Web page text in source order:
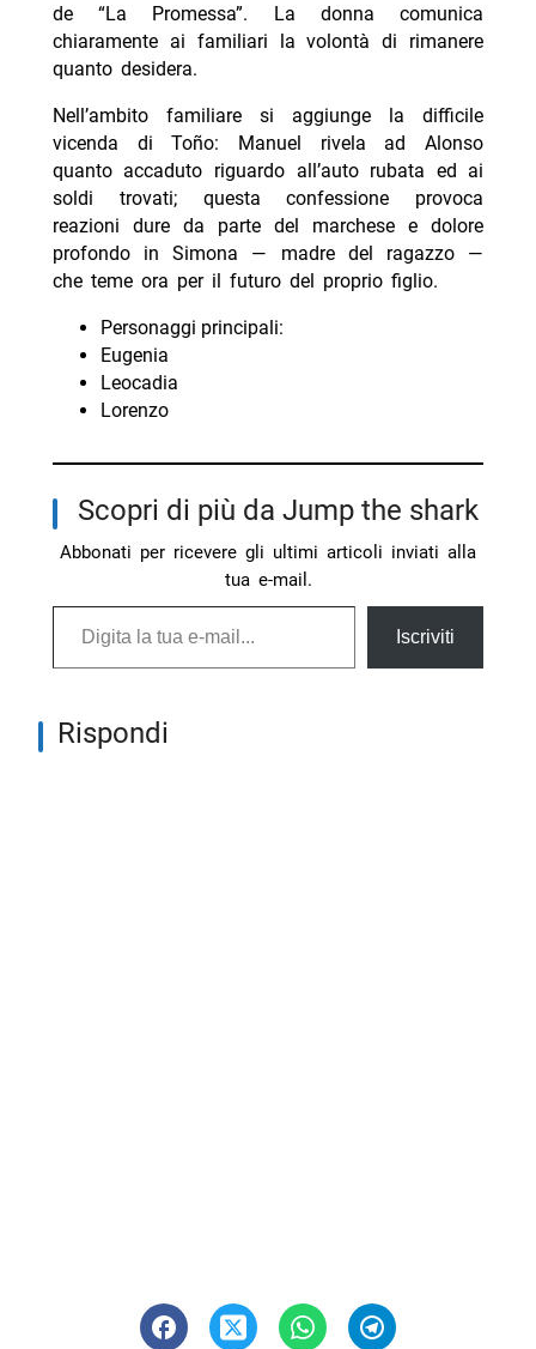
de “La Promessa”. La donna comunica
chiaramente ai familiari la volontà di rimanere
quanto desidera.
Nell’ambito familiare si aggiunge la difficile
vicenda di Toño: Manuel rivela ad Alonso
quanto accaduto riguardo all’auto rubata ed ai
soldi trovati; questa confessione provoca
reazioni dure da parte del marchese e dolore
profondo in Simona — madre del ragazzo —
che teme ora per il futuro del proprio figlio.
Personaggi principali:
Eugenia
Leocadia
Lorenzo
Scopri di più da Jump the shark
Abbonati per ricevere gli ultimi articoli inviati alla
tua e-mail.
Digita la tua e-mail...
Iscriviti
Rispondi